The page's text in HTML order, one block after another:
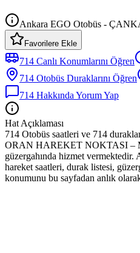
Ankara EGO Otobüs -
Favorilere Ekle
714 Canlı Konumlarını Öğren
714 Otobüs Duraklarını Öğren
714 Hakkında Yorum Yap
Hat Açıklaması
714 Otobüs saatleri ve 714
ORAN HAREKET NOKTASI –
güzergahında hizmet vermektedir.
hareket saatleri, durak listesi,
konumunu bu sayfadan anlık